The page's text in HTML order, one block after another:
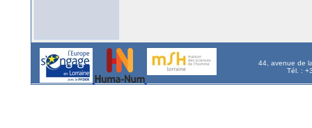
44, avenue de
Tél. :